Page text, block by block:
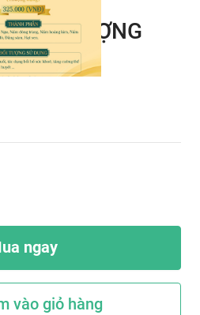
THƯỢNG
ngay
vào giỏ hàng